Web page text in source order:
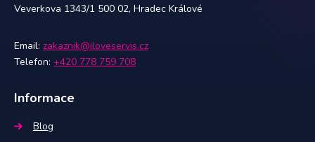
Veverkova 1343/1 500 02, Hradec Králové
Email: zakaznik@iloveservis.cz
Telefon: +420 778 759 708
Informace
Blog